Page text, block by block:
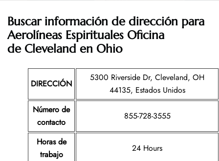
Buscar información de dirección para
Aerolíneas Espirituales Oficina
de Cleveland en Ohio
DIRECCIÓN
5300 Riverside Dr, Cleveland, OH
44135, Estados Unidos
Número de
contacto
855-728-3555
Horas de
trabajo
24 Hours